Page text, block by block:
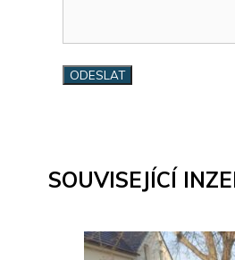
SOUVISEJÍCÍ